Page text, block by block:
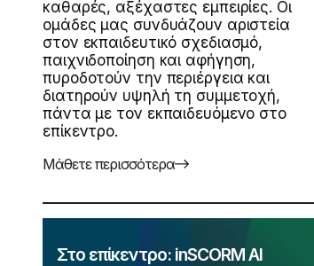
καθαρές, αξέχαστες εμπειρίες. Οι
ομάδες μας συνδυάζουν αριστεία
στον εκπαιδευτικό σχεδιασμό,
παιχνιδοποίηση και αφήγηση,
πυροδοτούν την περιέργεια και
διατηρούν υψηλή τη συμμετοχή,
πάντα με τον εκπαιδευόμενο στο
επίκεντρο.
Μάθετε περισσότερα
Στο επίκεντρο: inSCORM AI